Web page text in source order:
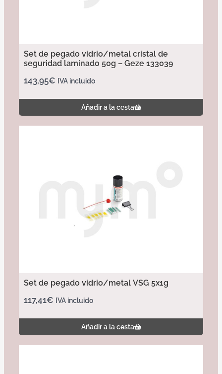
Set de pegado vidrio/metal cristal de
seguridad laminado 50g – Geze 133039
143,95€ IVA incluido
Añadir a la cesta
Set de pegado vidrio/metal VSG 5x1g
117,41€ IVA incluido
Añadir a la cesta